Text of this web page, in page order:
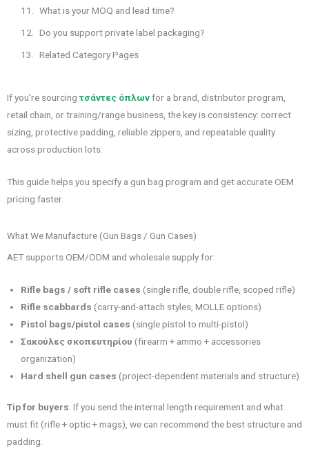
What is your MOQ and lead time?
Do you support private label packaging?
Related Category Pages
If you’re sourcingτσάντες όπλωνfor a brand, distributor program,
retail chain, or training/range business, the key is consistency: correct
sizing, protective padding, reliable zippers, and repeatable quality
across production lots.
This guide helps you specify a gun bag program and get accurate OEM
pricing faster.
What We Manufacture (Gun Bags / Gun Cases)
AET supports OEM/ODM and wholesale supply for:
Rifle bags / soft rifle cases (single rifle, double rifle, scoped rifle)
Rifle scabbards (carry-and-attach styles, MOLLE options)
Pistol bags/pistol cases (single pistol to multi-pistol)
Σακούλες σκοπευτηρίου (firearm + ammo + accessories
organization)
Hard shell gun cases (project-dependent materials and structure)
Tip for buyers: If you send the internal length requirement and what
must fit (rifle + optic + mags), we can recommend the best structure and
padding.